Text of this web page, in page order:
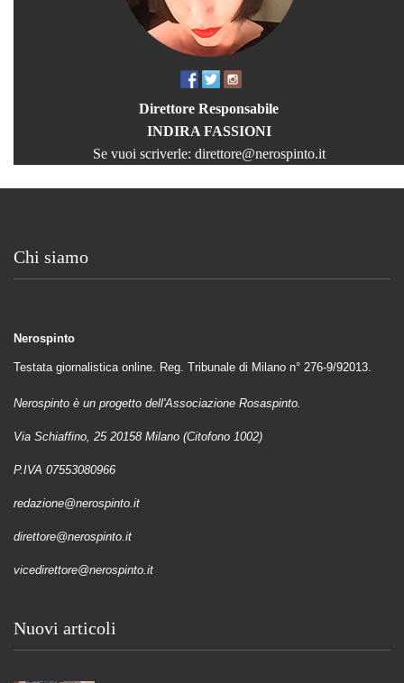
Direttore Responsabile
INDIRA FASSIONI
Se vuoi scriverle: direttore@nerospinto.it
Chi siamo
Nerospinto
Testata giornalistica online. Reg. Tribunale di Milano n° 276-9/92013.
Nerospinto è un progetto dell'Associazione Rosaspinto.
Via Schiaffino, 25 20158 Milano (Citofono 1002)
P.IVA 07553080966
redazione@nerospinto.it
direttore@nerospinto.it
vicedirettore@nerospinto.it
Nuovi articoli